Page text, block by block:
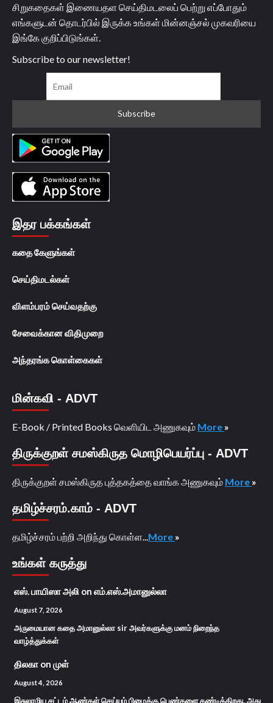
சிறுகதைகள் இணையதள செய்திமடலைப் பெற்று எப்போதும்
எங்களுடன் தொடர்பில் இருக்க உங்கள் மின்னஞ்சல் முகவரியை
இங்கே குறிப்பிடுங்கள்.
Subscribe to our newsletter!
இதர பக்கங்கள்
கதை கேளுங்கள்
செய்திமடல்கள்
விளம்பரம் செய்வதற்கு
சேவைக்கான விதிமுறை
அந்தரங்க கொள்கைகள்
மின்கவி - ADVT
E-Book / Printed Books வெளியிட அணுகவும் More »
திருக்குறள் சமஸ்கிருத மொழிபெயர்ப்பு - ADVT
திருக்குறள் சமஸ்கிருத புத்தகத்தை வாங்க அணுகவும் More »
தமிழ்ச்சரம்.காம் - ADVT
தமிழ்ச்சரம் பற்றி அறிந்து கொள்ள... More »
உங்கள் கருத்து
எஸ். பாயிஸா அலி on எம்.எஸ்.அமானுல்லா
August 7, 2026
அருமையான கதை அமானுல்லா sir அவர்களுக்கு மனம் நிறைந்த
வாழ்த்துக்கள்
திலகா on முள்
August 4, 2026
இசுலாமிய சட்டம் ஆண்கள் செய்யும் பிழைக்கு பெண்களை தண்டிக்கிறது. அது